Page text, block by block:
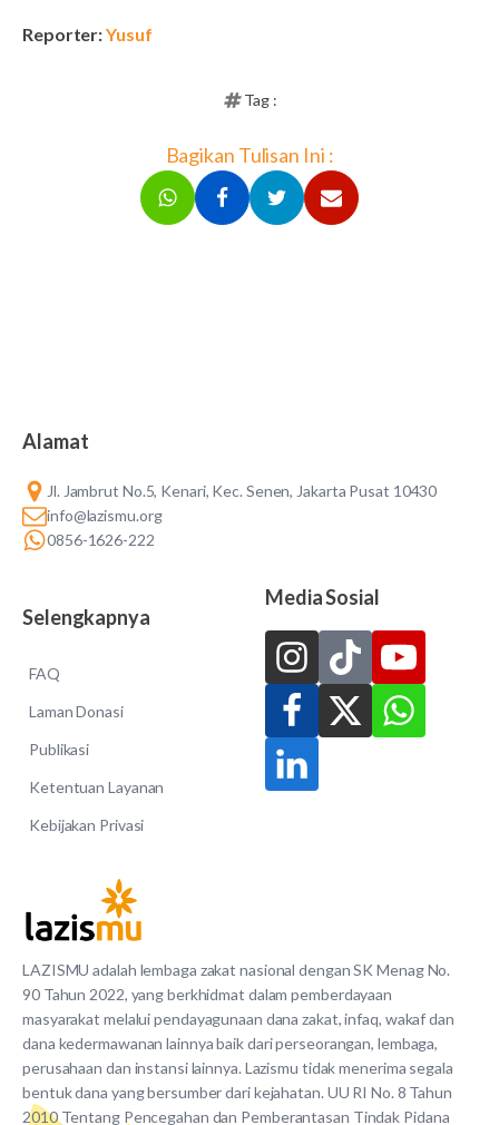
Reporter:Yusuf
Tag :
Bagikan Tulisan Ini :
LAZISMU adalah lembaga zakat nasional dengan SK Menag No.
90 Tahun 2022, yang berkhidmat dalam pemberdayaan
masyarakat melalui pendayagunaan dana zakat, infaq, wakaf dan
dana kedermawanan lainnya baik dari perseorangan, lembaga,
perusahaan dan instansi lainnya. Lazismu tidak menerima segala
bentuk dana yang bersumber dari kejahatan. UU RI No. 8 Tahun
2010 Tentang Pencegahan dan Pemberantasan Tindak Pidana
Alamat
Jl. Jambrut No.5, Kenari, Kec. Senen, Jakarta Pusat 10430
info@lazismu.org
0856-1626-222
Selengkapnya
FAQ
Laman Donasi
Publikasi
Ketentuan Layanan
Kebijakan Privasi
Media Sosial